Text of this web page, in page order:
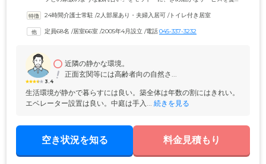
のスタッフが、プライベートな時間でも安心してお過ごしいただけるよ
添いながら、ともに笑顔あふれる暮らしを実現したいと考えておりま
24時間介護士常駐 /2人部屋あり・夫婦入居可 /トイレ付き居室
定員68名 /居室66室 /2005年4月設立 /電話045-337-3232
3.4
近隣の静かな環境。
正面玄関等には高齢者向の自然さ...
生活環境が静かで暮らすには良い。築全体は年数の割にはきれい。
エベレーター設置は良い。中庭は手入... 続きを見る
空き状況を知る 料金見積もり